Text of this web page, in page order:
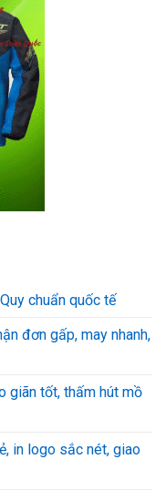
chuẩn quốc tế
đơn gấp, may nhanh,
giãn tốt, thấm hút mồ
in logo sắc nét, giao